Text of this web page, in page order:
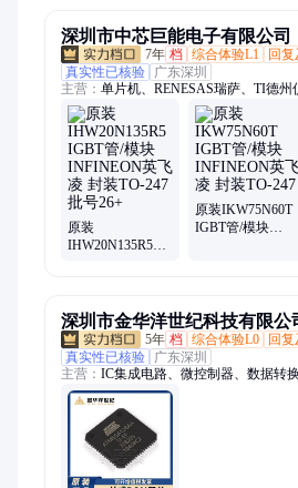
深圳市中芯巨能电子有限公司
7年 档 综合体验L1 回
真实性已核验
广东深圳
主营： 单片机、RENESAS瑞萨、TI德
诺、国产芯片替代、XILINX/赛灵思、
片、接口芯片、DSP数字信号处理器、
特拉、存储芯片、以太网控制芯片、射
法、中微爱芯、转换芯片、芯科、三星存
原装
IHW20N135R5
26+
原装IKW75N60T
IGBT管/模块
深圳市金华洋世纪科技有限公
5年 档 综合体验L0 回
真实性已核验
广东深圳
主营： IC集成电路、微控制器、数据转
贴片电容电阻、滤波器 振荡器、传感器